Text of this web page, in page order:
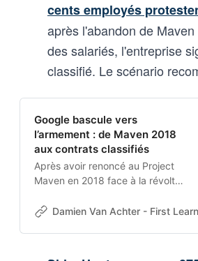
cents employés
après l'abandon de
des salariés, l'entreprise
classifié. Le scénario
Google bascule vers
l’armement : de Maven 2018
aux contrats classifiés
Après avoir renoncé au Project
Maven en 2018 face à la révolte
un accord avec le Pentagone
Damien Van Achter - First